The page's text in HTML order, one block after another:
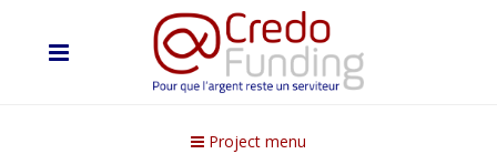
Project menu